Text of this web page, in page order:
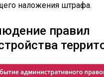
наложения штрафа.
правил